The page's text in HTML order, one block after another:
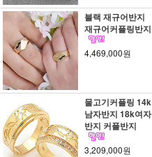
블랙 재규어반지
재규어커플링반지
4,469,000원
물고기커플링 14k
남자반지 18k여자
반지 커플반지
3,209,000원